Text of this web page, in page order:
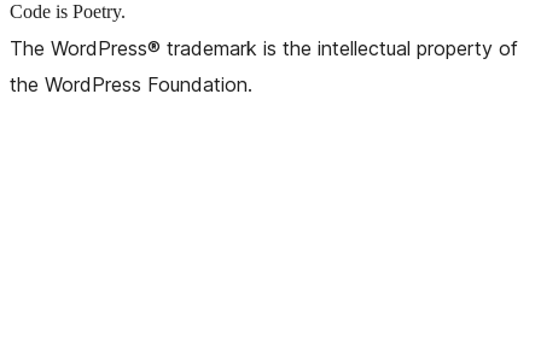
Code is Poetry.
The WordPress® trademark is the intellectual property of
the WordPress Foundation.